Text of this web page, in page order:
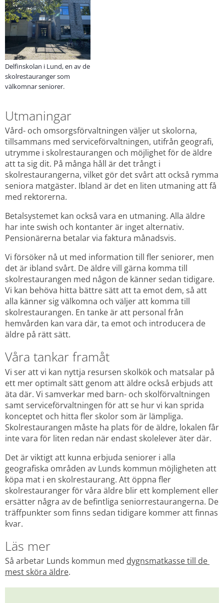
Delfinskolan i Lund, en av de
skolrestauranger som
välkomnar seniorer.
Utmaningar
Vård- och omsorgsförvaltningen väljer ut skolorna,
tillsammans med serviceförvaltningen, utifrån geografi,
utrymme i skolrestaurangen och möjlighet för de äldre
att ta sig dit. På många håll är det trångt i
skolrestaurangerna, vilket gör det svårt att också rymma
seniora matgäster. Ibland är det en liten utmaning att få
med rektorerna.
Betalsystemet kan också vara en utmaning. Alla äldre
har inte swish och kontanter är inget alternativ.
Pensionärerna betalar via faktura månadsvis.
Vi försöker nå ut med information till fler seniorer, men
det är ibland svårt. De äldre vill gärna komma till
skolrestaurangen med någon de känner sedan tidigare.
Vi kan behöva hitta bättre sätt att ta emot dem, så att
alla känner sig välkomna och väljer att komma till
skolrestaurangen. En tanke är att personal från
hemvården kan vara där, ta emot och introducera de
äldre på rätt sätt.
Våra tankar framåt
Vi ser att vi kan nyttja resursen skolkök och matsalar på
ett mer optimalt sätt genom att äldre också erbjuds att
äta där. Vi samverkar med barn- och skolförvaltningen
samt serviceförvaltningen för att se hur vi kan sprida
konceptet och hitta fler skolor som är lämpliga.
Skolrestaurangen måste ha plats för de äldre, lokalen får
inte vara för liten redan när endast skolelever äter där.
Det är viktigt att kunna erbjuda seniorer i alla
geografiska områden av Lunds kommun möjligheten att
köpa mat i en skolrestaurang. Att öppna fler
skolrestauranger för våra äldre blir ett komplement eller
ersätter några av de befintliga seniorrestaurangerna. De
träffpunkter som finns sedan tidigare kommer att finnas
kvar.
Läs mer
Så arbetar Lunds kommun med dygnsmatkasse till de
mest sköra äldre.